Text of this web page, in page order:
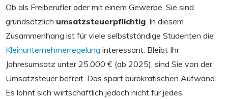
Ob als Freiberufler oder mit einem Gewerbe, Sie sind
grundsätzlich umsatzsteuerpflichtig. In diesem
Zusammenhang ist für viele selbstständige Studenten die
Kleinunternehmerregelung interessant. Bleibt Ihr
Jahresumsatz unter 25.000 € (ab 2025), sind Sie von der
Umsatzsteuer befreit. Das spart bürokratischen Aufwand.
Es lohnt sich wirtschaftlich jedoch nicht für jedes